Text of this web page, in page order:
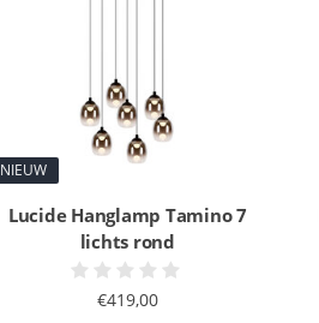
NIEUW
Lucide Hanglamp Tamino 7
lichts rond
€419,00